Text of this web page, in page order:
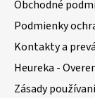
Obchodné
Podmienky
Kontakty a
Heureka -
Zásady